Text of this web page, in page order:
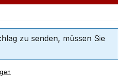
zu senden, müssen Sie